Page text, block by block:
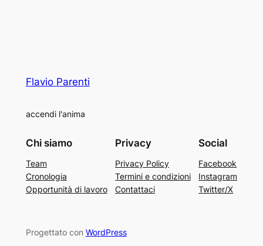
Flavio Parenti
accendi l'anima
Chi siamo
Team
Cronologia
Opportunità di lavoro
Privacy
Privacy Policy
Termini e condizioni
Contattaci
Social
Facebook
Instagram
Twitter/X
Progettato con WordPress